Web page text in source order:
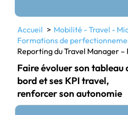
Accueil
Mobilité - Travel -
Formations de
Reporting du Travel Manager
Faire évoluer son tableau
bord et ses KPI travel,
renforcer son autonomie